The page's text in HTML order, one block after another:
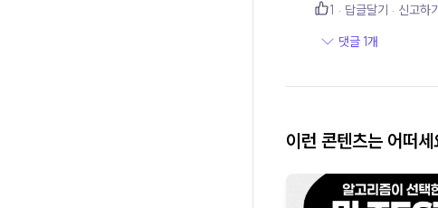
1 답글달기 신고하
댓글 1개
이런 콘텐츠는 어떠